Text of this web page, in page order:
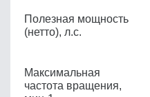
Полезная мощность
(нетто), л.с.
Максимальная
частота вращения,